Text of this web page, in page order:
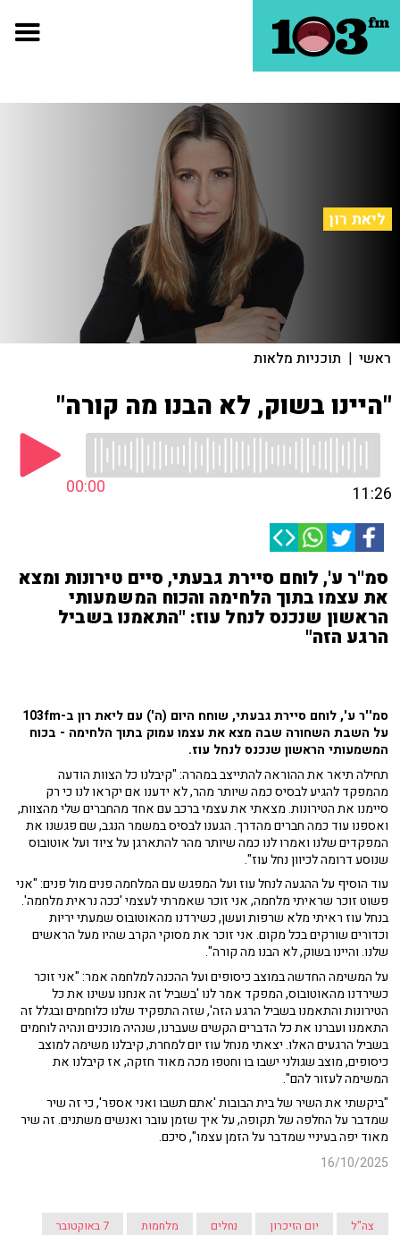
ליאת רון
ראשי | תוכניות מלאות
"היינו בשוק, לא הבנו מה קורה"
00:00 11:26
סמ''ר ע', לוחם סיירת גבעתי, סיים טירונות ומצא
את עצמו בתוך הלחימה והכוח המשמעותי
הראשון שנכנס לנחל עוז: "התאמנו בשביל
הרגע הזה"
סמ''ר ע', לוחם סיירת גבעתי, שוחח היום (ה') עם ליאת רון ב-103fm
על השבת השחורה שבה מצא את עצמו עמוק בתוך הלחימה - בכוח
המשמעותי הראשון שנכנס לנחל עוז.
תחילה תיאר את ההוראה להתייצב במהרה: "קיבלנו כל הצוות הודעה
מהמפקד להגיע לבסיס כמה שיותר מהר, לא ידענו אם יקראו לנו כי רק
סיימנו את הטירונות. מצאתי את עצמי ברכב עם אחד מהחברים שלי מהצוות,
ואספנו עוד כמה חברים מהדרך. הגענו לבסיס במשמר הנגב, שם פגשנו את
המפקדים שלנו ואמרו לנו כמה שיותר מהר להתארגן על ציוד ועל אוטובוס
שנוסע דרומה לכיוון נחל עוז".
עוד הוסיף על ההגעה לנחל עוז ועל המפגש עם המלחמה פנים מול פנים: "אני
פשוט זוכר שראיתי מלחמה, אני זוכר שאמרתי לעצמי 'ככה נראית מלחמה'.
בנחל עוז ראיתי מלא שרפות ועשן, כשירדנו מהאוטובוס שמעתי יריות
וכדורים שורקים בכל מקום. אני זוכר את מסוקי הקרב שהיו מעל הראשים
שלנו. והיינו בשוק, לא הבנו מה קורה".
על המשימה החדשה במוצב כיסופים ועל ההכנה למלחמה אמר: "אני זוכר
כשירדנו מהאוטובוס, המפקד אמר לנו 'בשביל זה אנחנו עשינו את כל
הטירונות והתאמנו בשביל הרגע הזה', שזה התפקיד שלנו כלוחמים ובגלל זה
התאמנו ועברנו את כל הדברים הקשים שעברנו, שנהיה מוכנים ונהיה לוחמים
בשביל הרגעים האלו. יצאתי מנחל עוז יום למחרת, קיבלנו משימה למוצב
כיסופים, מוצב שגולני ישבו בו וחטפו מכה מאוד חזקה, אז קיבלנו את
המשימה לעזור להם".
"ביקשתי את השיר של בית הבובות 'אתם תשבו ואני אספר', כי זה שיר
שמדבר על החלפה של תקופה, על איך שזמן עובר ואנשים משתנים. זה שיר
מאוד יפה בעיניי שמדבר על הזמן עצמו", סיכם.
16/10/2025
צה"ל יום הזיכרון נחלים מלחמות 7 באוקטובר